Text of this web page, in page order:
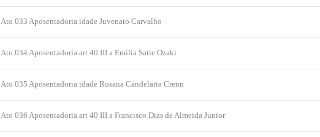
Ato 033 Aposentadoria idade Juvenato Carvalho
Ato 034 Aposentadoria art 40 III a Emilia Satie Ozaki
Ato 035 Aposentadoria idade Rosana Candelaria Crenn
Ato 036 Aposentadoria art 40 III a Francisco Dias de Almeida Junior